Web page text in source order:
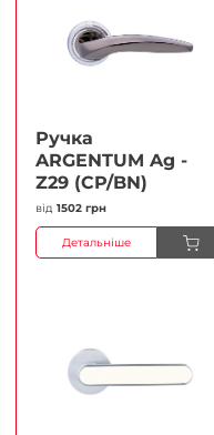
Ручка
ARGENTUM Ag -
Z29 (CP/BN)
від 1502 грн
Детальніше